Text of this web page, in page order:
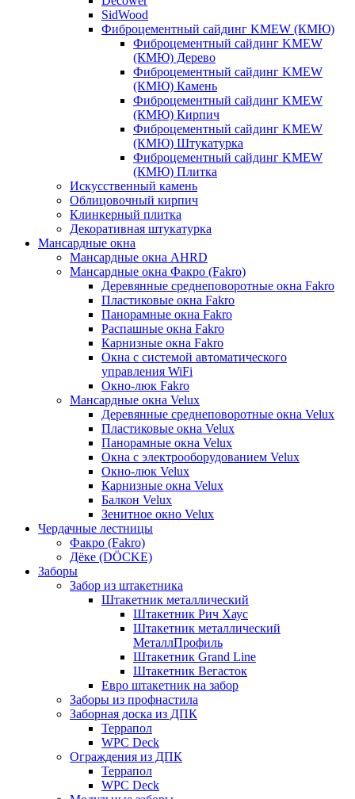
SidWood
Фиброцементный сайдинг KMEW (КМЮ)
Фиброцементный сайдинг KMEW
(КМЮ) Дерево
Фиброцементный сайдинг KMEW
(КМЮ) Камень
Фиброцементный сайдинг KMEW
(КМЮ) Кирпич
Фиброцементный сайдинг KMEW
(КМЮ) Штукатурка
Фиброцементный сайдинг KMEW
(КМЮ) Плитка
Искусственный камень
Облицовочный кирпич
Клинкерный плитка
Декоративная штукатурка
Мансардные окна
Мансардные окна AHRD
Мансардные окна Факро (Fakro)
Деревянные среднеповоротные окна Fakro
Пластиковые окна Fakro
Панорамные окна Fakro
Распашные окна Fakro
Карнизные окна Fakro
Окна с системой автоматического
управления WiFi
Окно-люк Fakro
Мансардные окна Velux
Деревянные среднеповоротные окна Velux
Пластиковые окна Velux
Панорамные окна Velux
Окна с электрооборудованием Velux
Окно-люк Velux
Карнизные окна Velux
Балкон Velux
Зенитное окно Velux
Чердачные лестницы
Факро (Fakro)
Дёке (DÖCKE)
Заборы
Забор из штакетника
Штакетник металлический
Штакетник Рич Хаус
Штакетник металлический
МеталлПрофиль
Штакетник Grand Line
Штакетник Вегасток
Евро штакетник на забор
Заборы из профнастила
Заборная доска из ДПК
Террапол
WPC Deck
Ограждения из ДПК
Террапол
WPC Deck